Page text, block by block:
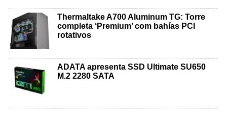
Thermaltake A700 Aluminum TG: Torre
completa ‘Premium’ com bahías PCI
rotativos
ADATA apresenta SSD Ultimate SU650
M.2 2280 SATA